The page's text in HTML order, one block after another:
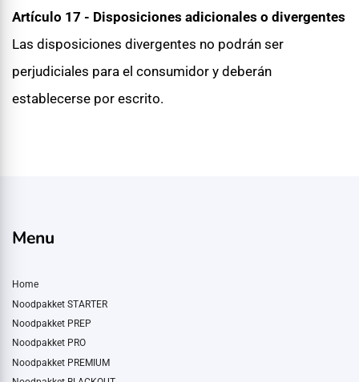
Artículo 17 - Disposiciones adicionales o divergentes
Las disposiciones divergentes no podrán ser
perjudiciales para el consumidor y deberán
establecerse por escrito.
Menu
Home
Noodpakket STARTER
Noodpakket PREP
Noodpakket PRO
Noodpakket PREMIUM